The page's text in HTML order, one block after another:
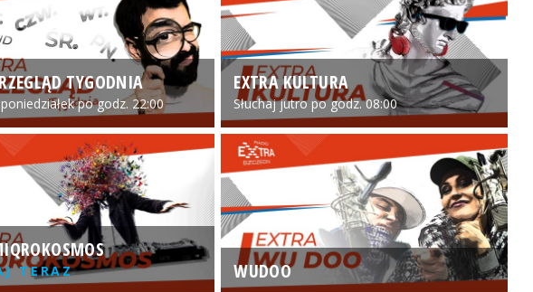
TYGODNIA
po godz. 22:00
EXTRA KULTURA
Słuchaj jutro po godz. 08:00
TERAZ WUDOO